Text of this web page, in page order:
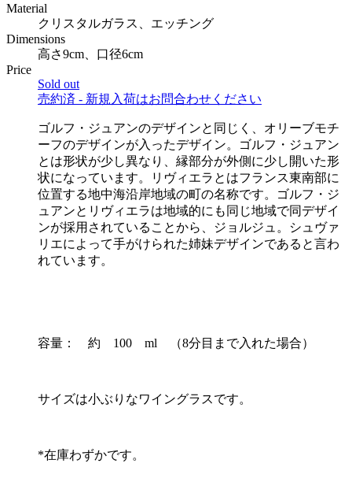
Material
クリスタルガラス、エッチング
Dimensions
高さ9cm、口径6cm
Price
Sold out
売約済 - 新規入荷はお問合わせください
ゴルフ・ジュアンのデザインと同じく、オリーブモチ
ーフのデザインが入ったデザイン。ゴルフ・ジュアン
とは形状が少し異なり、縁部分が外側に少し開いた形
状になっています。リヴィエラとはフランス東南部に
位置する地中海沿岸地域の町の名称です。ゴルフ・ジ
ュアンとリヴィエラは地域的にも同じ地域で同デザイ
ンが採用されていることから、ジョルジュ。シュヴァ
リエによって手がけられた姉妹デザインであると言わ
れています。
容量： 約 100 ml （8分目まで入れた場合）
サイズは小ぶりなワイングラスです。
*在庫わずかです。